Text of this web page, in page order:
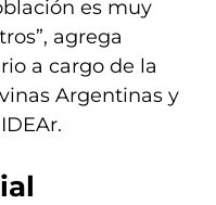
es muy
agrega
a cargo de la
Argentinas y